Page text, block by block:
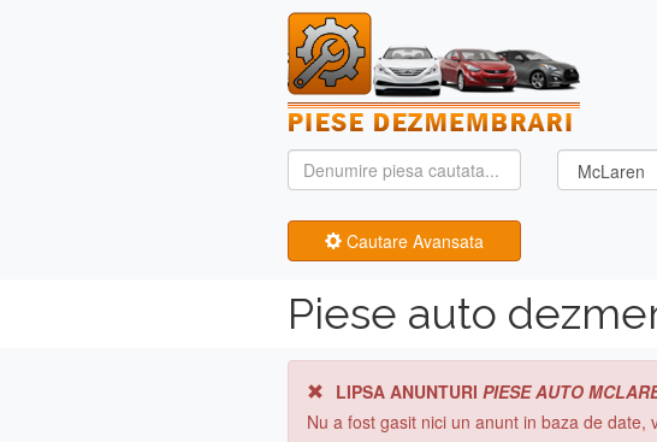
Cautare Avansata
Piese auto
LIPSA ANUNTURI PIESE AUTO
Nu a fost gasit nici un anunt in baza de date,